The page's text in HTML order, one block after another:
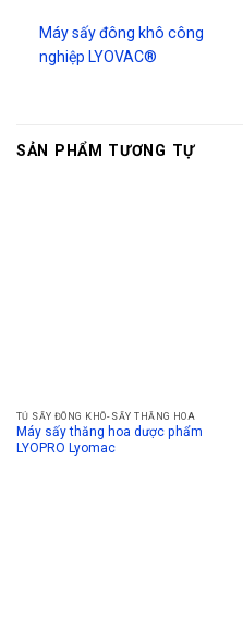
Máy sấy đông khô công
nghiệp LYOVAC®
SẢN PHẨM TƯƠNG TỰ
TỦ SẤY ĐÔNG KHÔ- SẤY THĂNG HOA
Máy sấy thăng hoa dược phẩm
LYOPRO Lyomac